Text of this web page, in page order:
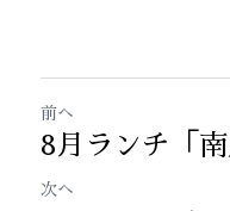
前へ
8月ランチ「
次へ